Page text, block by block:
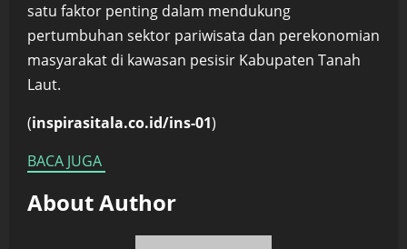
satu faktor penting dalam mendukung
pertumbuhan sektor pariwisata dan perekonomian
masyarakat di kawasan pesisir Kabupaten Tanah
Laut.
(inspirasitala.co.id/ins-01)
BACA JUGA
About Author